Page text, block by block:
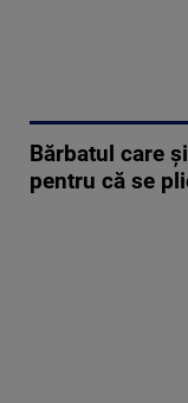
Bărbatul care
pentru că se